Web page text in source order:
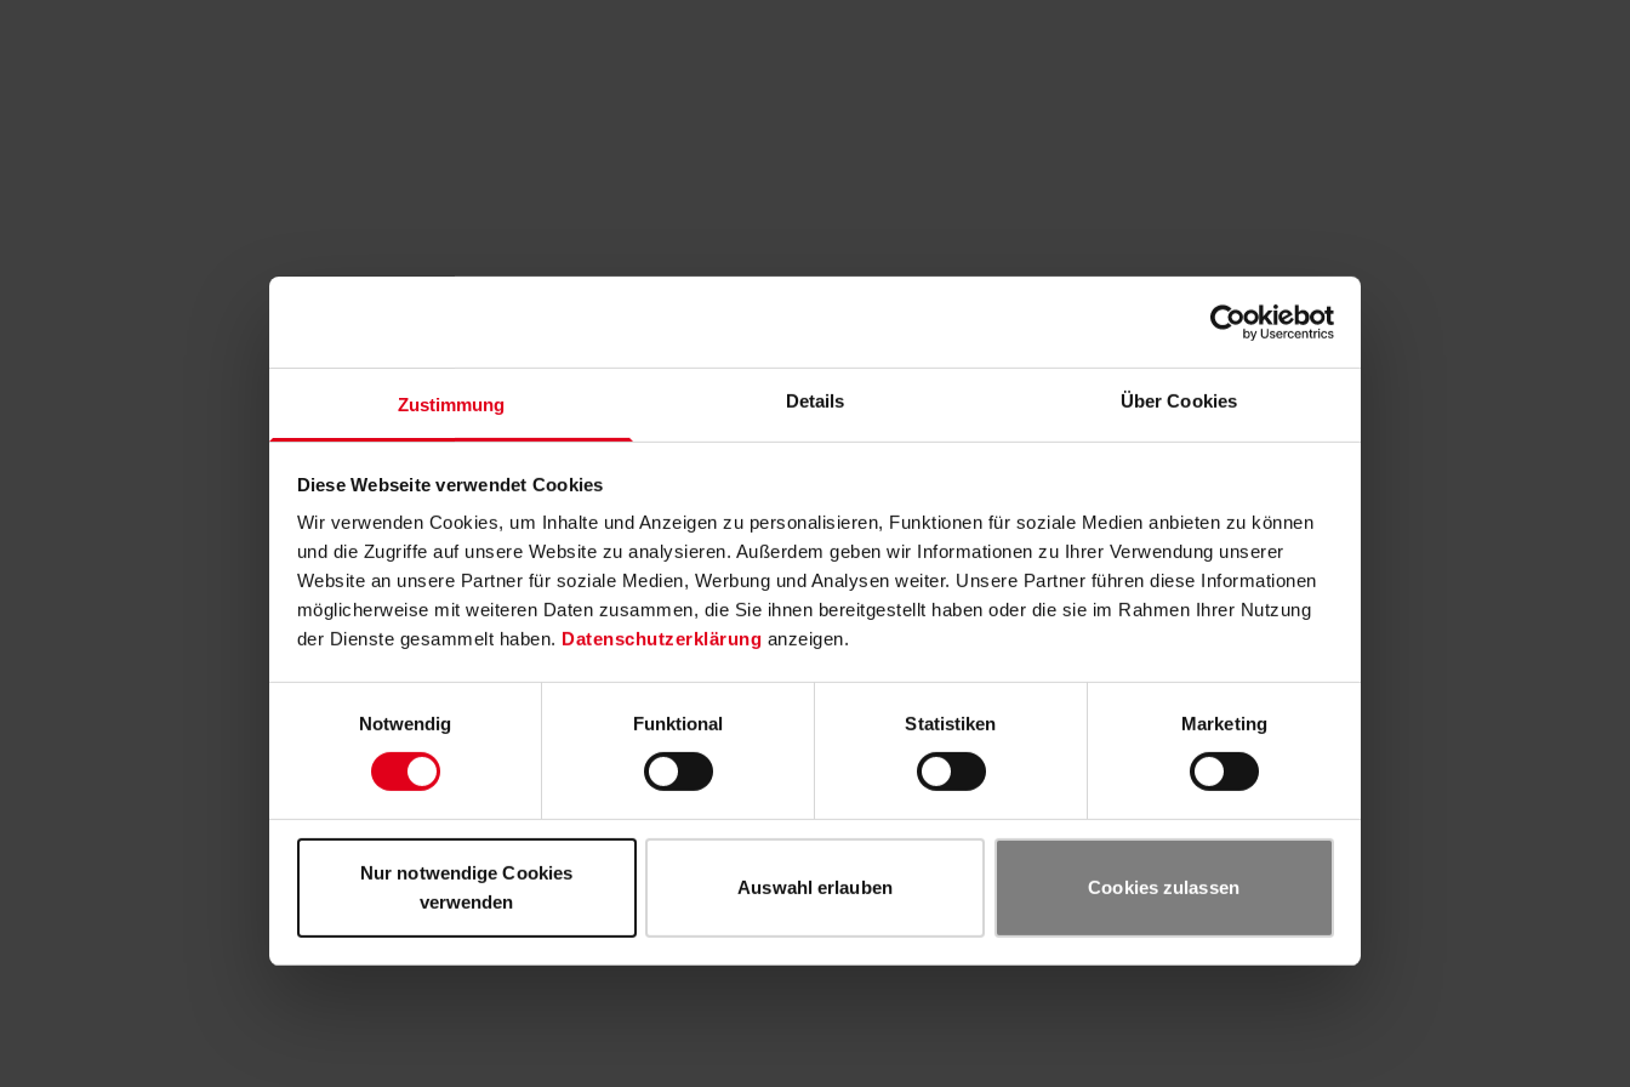
Zustimmung Details Über Cookies
Diese Webseite verwendet Cookies
Wir verwenden Cookies, um Inhalte und Anzeigen zu personalisieren, Funktionen für soziale Medien anbieten zu können
und die Zugriffe auf unsere Website zu analysieren. Außerdem geben wir Informationen zu Ihrer Verwendung unserer
Website an unsere Partner für soziale Medien, Werbung und Analysen weiter. Unsere Partner führen diese Informationen
möglicherweise mit weiteren Daten zusammen, die Sie ihnen bereitgestellt haben oder die sie im Rahmen Ihrer Nutzung
der Dienste gesammelt haben. Datenschutzerklärung anzeigen.
Notwendig
Funktional Statistiken Marketing
Nur notwendige Cookies
verwenden
Auswahl erlauben Cookies zulassen